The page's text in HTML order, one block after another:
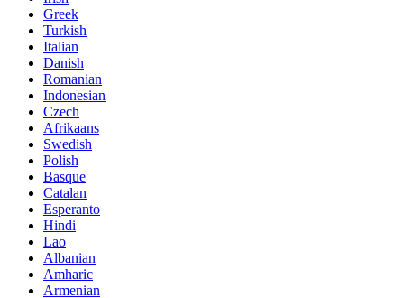
Greek
Turkish
Italian
Danish
Romanian
Indonesian
Czech
Afrikaans
Swedish
Polish
Basque
Catalan
Esperanto
Hindi
Lao
Albanian
Amharic
Armenian